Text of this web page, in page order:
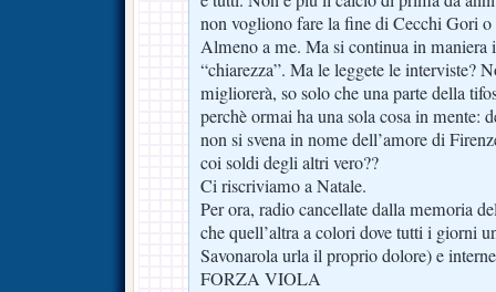
non vogliono fare la fine di Cecchi Gori
Almeno a me. Ma si continua in maniera
“chiarezza”. Ma le leggete le interviste?
migliorerà, so solo che una parte della
perchè ormai ha una sola cosa in mente:
non si svena in nome dell’amore di
coi soldi degli altri vero??
Ci riscriviamo a Natale.
Per ora, radio cancellate dalla memoria
che quell’altra a colori dove tutti i giorni
Savonarola urla il proprio dolore) e
FORZA VIOLA